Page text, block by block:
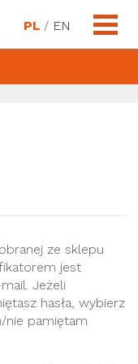
PL / EN
ze sklepu
jest
Jeżeli
hasła, wybierz
nie pamiętam